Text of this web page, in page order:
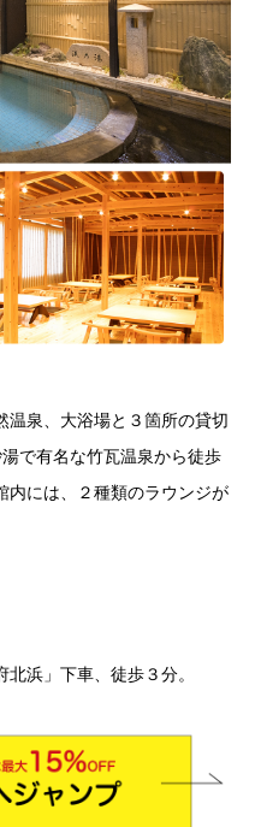
泉、大浴場と３箇所の貸切
で有名な竹瓦温泉から徒歩
内には、２種類のラウンジが
浜」下車、徒歩３分。